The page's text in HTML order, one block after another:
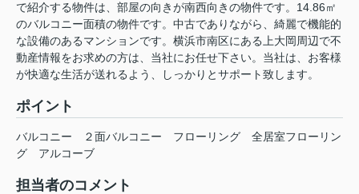
で紹介する物件は、部屋の向きが南西向きの物件です。14.86㎡
のバルコニー面積の物件です。中古でありながら、綺麗で機能的
な設備のあるマンションです。横浜市南区にある上大岡周辺で不
動産情報をお求めの方は、当社にお任せ下さい。当社は、お客様
が快適な生活が送れるよう、しっかりとサポート致します。
ポイント
バルコニー ２面バルコニー フローリング
全居室フローリン
グ
アルコーブ
担当者のコメント